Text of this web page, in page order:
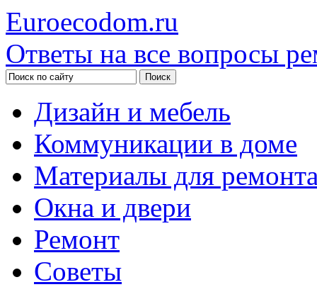
Euroecodom.ru
Ответы на все вопросы
Дизайн и мебель
Коммуникации в доме
Материалы для
Окна и двери
Ремонт
Советы